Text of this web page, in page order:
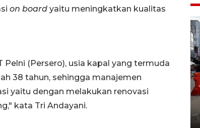
on board yaitu meningkatkan kualitas
(Persero), usia kapal yang termuda
38 tahun, sehingga manajemen
yaitu dengan melakukan renovasi
kata Tri Andayani.
Pelaporan SPT Tahunan di
Sumut